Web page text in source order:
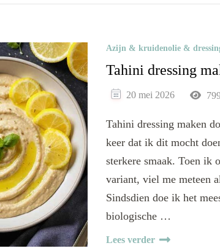
Azijn & kruidenolie &
Tahini dressing
20 mei 2026
Tahini dressing maken
keer dat ik dit mocht
sterkere smaak. Toen ik
variant, viel me meteen
Sindsdien doe ik het
biologische …
Lees verder